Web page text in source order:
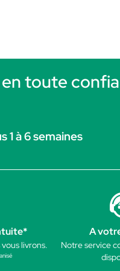
toute
1 à 6 semaines
livrons.
A
Notre service